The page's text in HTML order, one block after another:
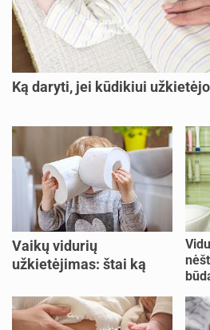
Ką daryti, jei kūdikiui
Vaikų vidurių
užkietėjimas: štai ką